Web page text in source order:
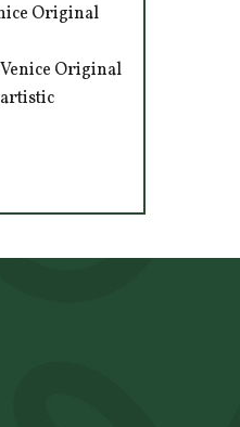
Original
Original